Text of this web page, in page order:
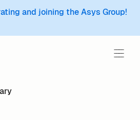
and joining the Asys Group!